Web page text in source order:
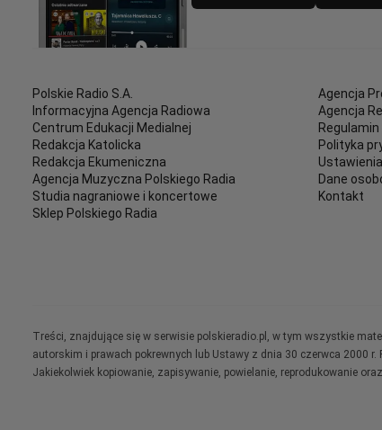
Polskie Radio S.A.
Informacyjna Agencja Radiowa
Centrum Edukacji Medialnej
Redakcja Katolicka
Redakcja Ekumeniczna
Agencja Muzyczna Polskiego Radia
Studia nagraniowe i koncertowe
Sklep Polskiego Radia
Agencja
Agencja
Polityka
Dane
Kontakt
Treści, znajdujące się w serwisie polskieradio.pl, w tym wszystkie
autorskim i prawach pokrewnych lub Ustawy z dnia 30 czerwca 2000
Jakiekolwiek kopiowanie, zapisywanie, powielanie, reprodukowanie